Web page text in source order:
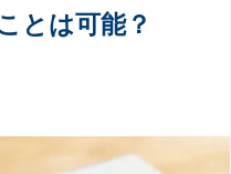
とは可能？